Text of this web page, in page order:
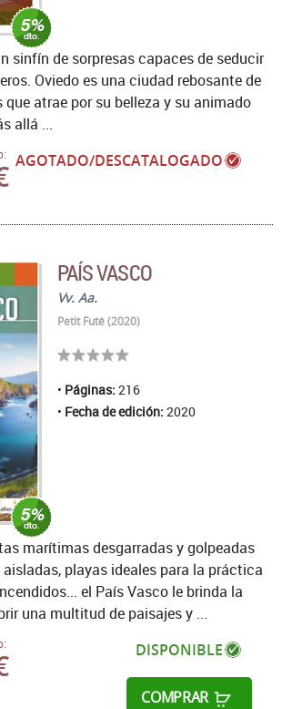
AGOTADO/DESCATALOGADO
sinfín de sorpresas capaces de seducir
Oviedo es una ciudad rebosante de
atrae por su belleza y su animado
allá ...
PAÍS VASCO
Vv. Aa.
Petit Futé (2020)
Páginas: 216
Fecha de edición: 2020
DISPONIBLE
COMPRAR
marítimas desgarradas y golpeadas
playas ideales para la práctica
el País Vasco le brinda la
una multitud de paisajes y ...